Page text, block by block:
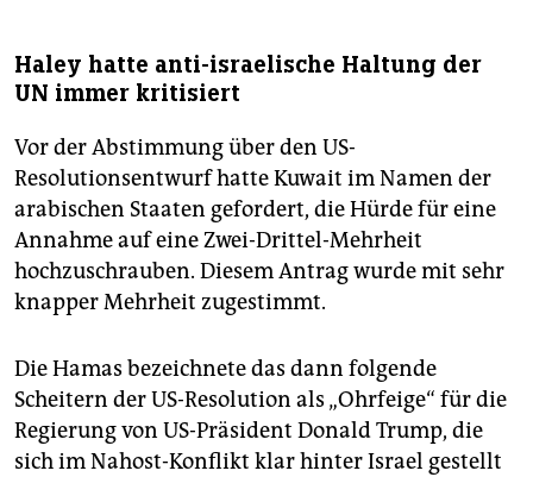
Haley hatte anti-israelische Haltung der
UN immer kritisiert
Vor der Abstimmung über den US-
Resolutionsentwurf hatte Kuwait im Namen der
arabischen Staaten gefordert, die Hürde für eine
Annahme auf eine Zwei-Drittel-Mehrheit
hochzuschrauben. Diesem Antrag wurde mit sehr
knapper Mehrheit zugestimmt.
Die Hamas bezeichnete das dann folgende
Scheitern der US-Resolution als „Ohrfeige“ für die
Regierung von US-Präsident Donald Trump, die
sich im Nahost-Konflikt klar hinter Israel gestellt